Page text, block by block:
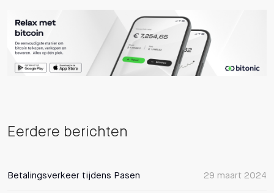
Eerdere berichten
29 maart 2024
Betalingsverkeer tijdens Pasen